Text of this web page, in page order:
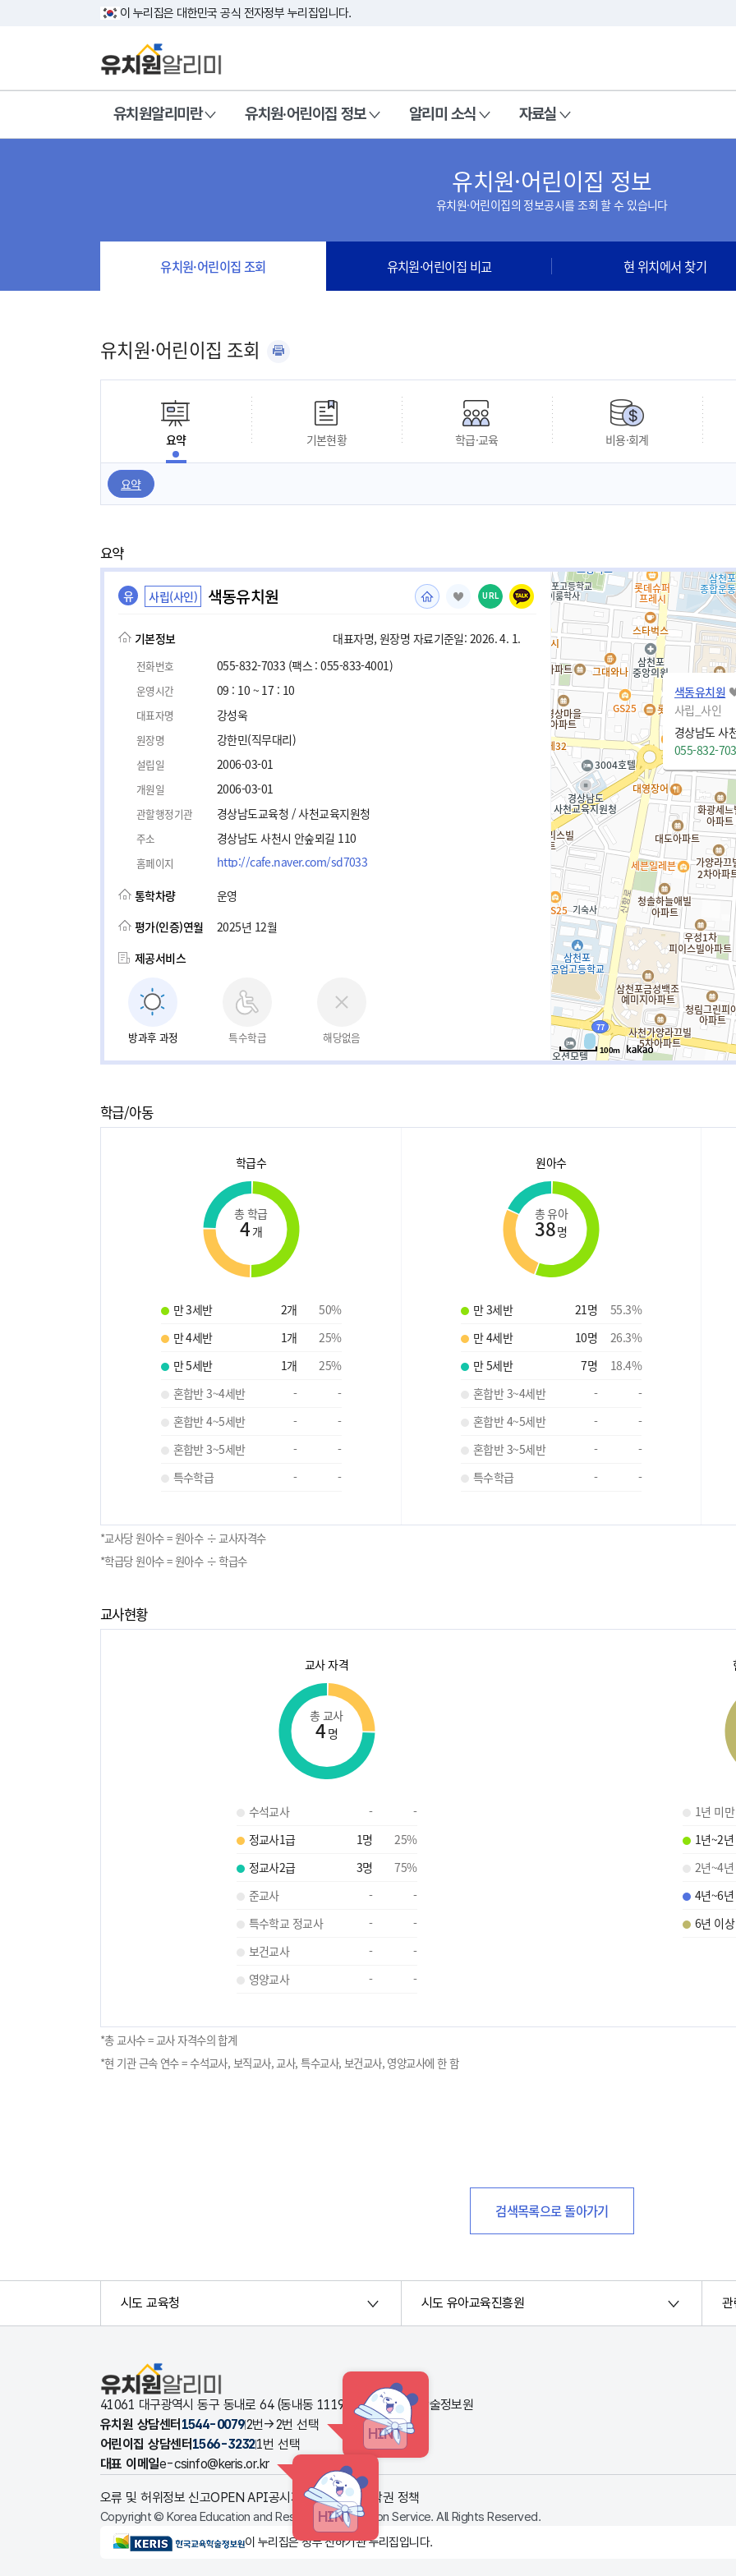
이 누리집은 대한민국 공식 전자정부 누리집입니다.
유치원알리미란 유치원·어린이집 정보 알리미 소식 자료실
유치원·어린이집 정보
유치원·어린이집의 정보공시를 조회 할 수 있습니다
유치원·어린이집 조회 유치원·어린이집 비교 현 위치에서 찾기
유치원·어린이집 조회
요약 기본현황 학급·교육 비용·회계
요약
요약
유 사립(사인) 색동유치원 URL
기본정보 대표자명, 원장명 자료기준일: 2026. 4. 1.
전화번호 055-832-7033 (팩스 : 055-833-4001)
운영시간 09 : 10 ~ 17 : 10
대표자명 강성욱
원장명 강한민(직무대리)
설립일 2006-03-01
개원일 2006-03-01
관할행정기관 경상남도교육청 / 사천교육지원청
주소 경상남도 사천시 안숲뫼길 110
홈페이지 http://cafe.naver.com/sd7033
통학차량
운영
평가(인증)연월
2025년 12월
제공서비스
방과후 과정 특수학급 해당없음
색동유치원
사립_사인
경상남도 사
055-832-
100m
학급/아동
학급수
총 학급
4 개
만 3세반 2개 50%
만 4세반
1개 25%
만 5세반
1개 25%
혼합반 3~4세반
-
-
혼합반 4~5세반
-
-
혼합반 3~5세반
-
-
특수학급
- -
원아수
총 유아
38명
만 3세반 21 명 55.3%
만 4세반
10명 26.3%
만 5세반
7명 18.4%
혼합반 3~4세반
-
-
혼합반 4~5세반
-
-
혼합반 3~5세반
-
-
특수학급
- -
*교사당 원아수 = 원아수 ÷ 교사자격수
*학급당 원아수 = 원아수 ÷ 학급수
교사현황
교사 자격
총 교사
4 명
수석교사 -
-
정교사1급
1명 25%
정교사2급
3명 75%
준교사
-
-
특수학교 정교사
-
-
보건교사
-
-
영양교사
- -
1년 미만
1년~2
2년~4
4년~6
6년 이상
*총 교사수 = 교사 자격수의 합계
*현 기관 근속 연수 = 수석교사, 보직교사, 교사, 특수교사, 보건교사, 영양교사에 한 함
검색목록으로 돌아가기
시도 교육청 시도 유아교육진흥원
유치원알리미
41061 대구광역시 동구 동내로 64 (동내동 1119번지) 한국교육학술정보원
유치원 상담센터 1544-00792번→2번 선택
HINT
어린이집 상담센터 1566-32321번 선택
대표 이메일e-csinfo@keris.or.kr
HINT
오류 및 허위정보 신고OPEN API공시자료 다운로드저작권 정책
Copyright © Korea Education and Research Information Service. All Rights Reserved.
KERIS한국교육학술정보원이 누리집은 정부 산하기관 누리집입니다.